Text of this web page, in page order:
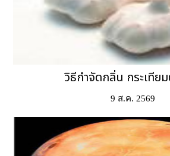
วิธีกำจัดกลิ่น กระเทีย
9 ส.ค. 2569